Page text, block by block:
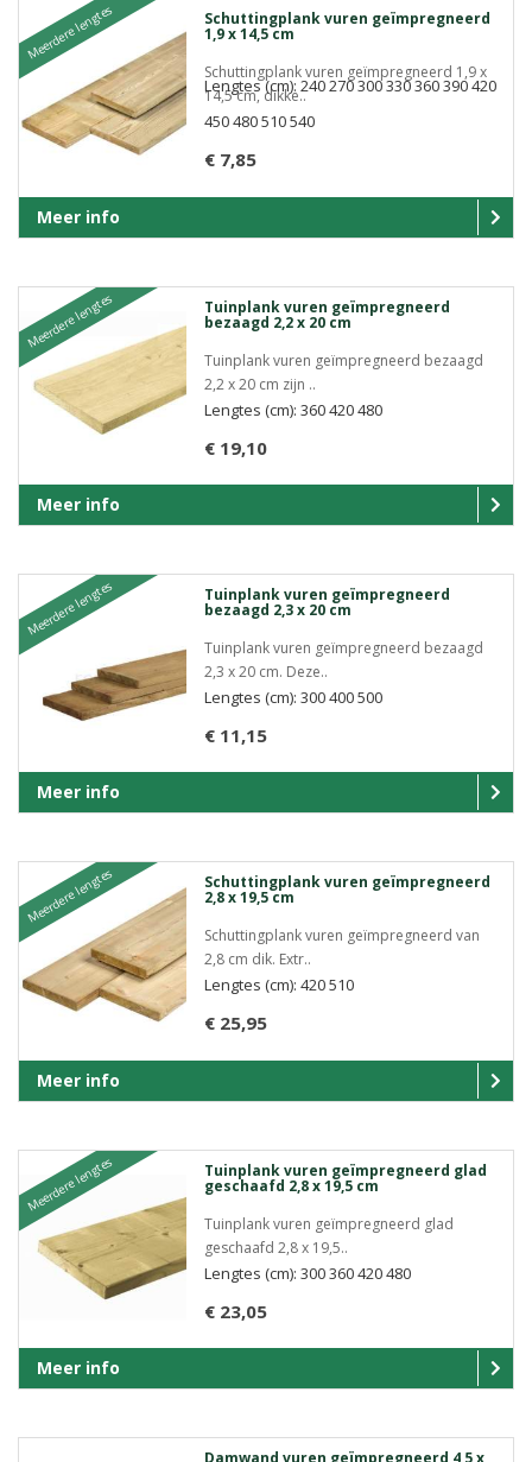
Meerdere lengtes Schuttingplank vuren geïmpregneerd
1,9 x 14,5 cm
Schuttingplank vuren geïmpregneerd 1,9 x
14,5 cm, dikke..
€ 7,85
Lengtes (cm): 240 270 300 330 360 390 420
450 480 510 540
Meer info
Meerdere lengtes Tuinplank vuren geïmpregneerd
bezaagd 2,2 x 20 cm
Tuinplank vuren geïmpregneerd bezaagd
2,2 x 20 cm zijn ..
€ 19,10
Lengtes (cm): 360 420 480
Meer info
Meerdere lengtes Tuinplank vuren geïmpregneerd
bezaagd 2,3 x 20 cm
Tuinplank vuren geïmpregneerd bezaagd
2,3 x 20 cm. Deze..
€ 11,15
Lengtes (cm): 300 400 500
Meer info
Meerdere lengtes Schuttingplank vuren geïmpregneerd
2,8 x 19,5 cm
Schuttingplank vuren geïmpregneerd van
2,8 cm dik. Extr..
€ 25,95
Lengtes (cm): 420 510
Meer info
Meerdere lengtes Tuinplank vuren geïmpregneerd glad
geschaafd 2,8 x 19,5 cm
Tuinplank vuren geïmpregneerd glad
geschaafd 2,8 x 19,5..
€ 23,05
Lengtes (cm): 300 360 420 480
Meer info